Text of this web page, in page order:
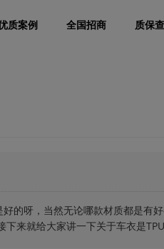
质案例 全国招商 质保
的呀，当然无论哪款材质都是有
来就给大家讲一下关于车衣是TPU